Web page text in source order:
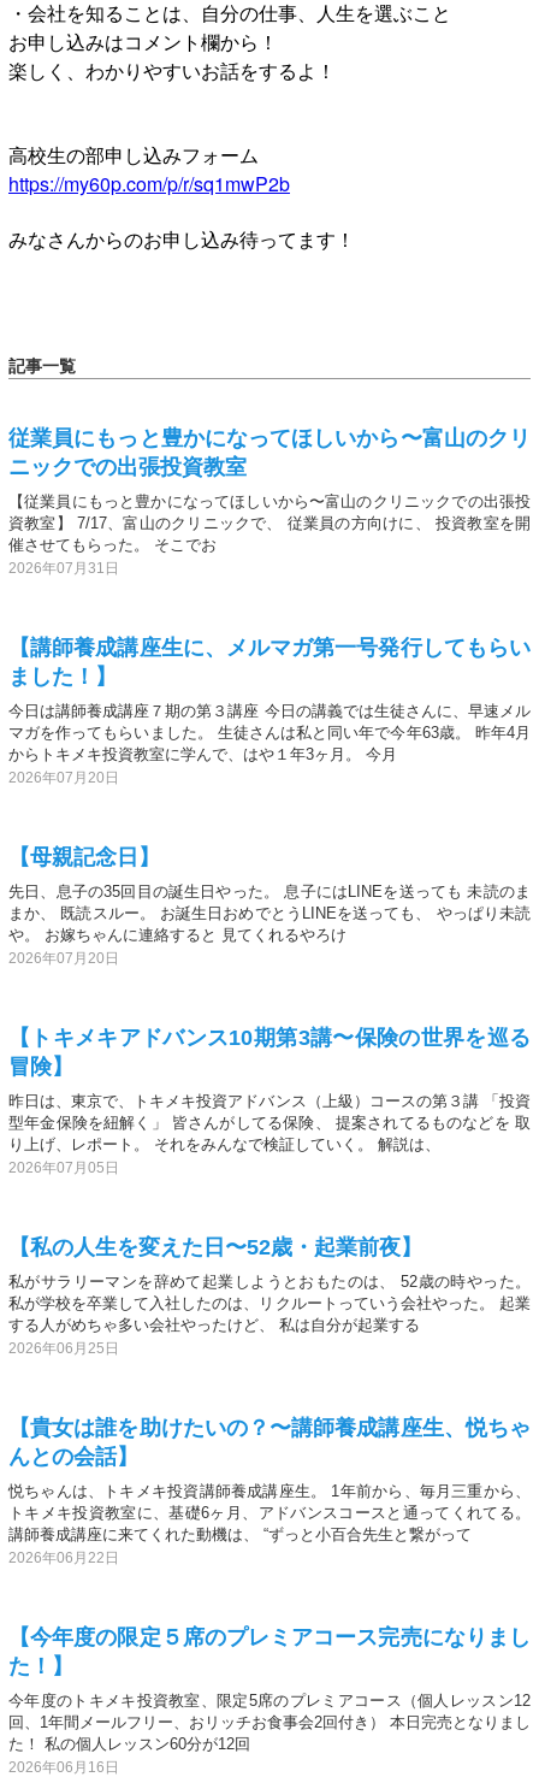
・会社を知ることは、自分の仕事、人生を選ぶこと
お申し込みはコメント欄から！
楽しく、わかりやすいお話をするよ！
高校生の部申し込みフォーム
https://my60p.com/p/r/sq1mwP2b
みなさんからのお申し込み待ってます！
記事一覧
従業員にもっと豊かになってほしいから〜富山のクリ
ニックでの出張投資教室
【従業員にもっと豊かになってほしいから〜富山のクリニックでの出張投
資教室】 7/17、富山のクリニックで、 従業員の方向けに、 投資教室を開
催させてもらった。 そこでお
2026年07月31日
【講師養成講座生に、メルマガ第一号発行してもらい
ました！】
今日は講師養成講座７期の第３講座 今日の講義では生徒さんに、早速メル
マガを作ってもらいました。 生徒さんは私と同い年で今年63歳。 昨年4月
からトキメキ投資教室に学んで、はや１年3ヶ月。 今月
2026年07月20日
【母親記念日】
先日、息子の35回目の誕生日やった。 息子にはLINEを送っても 未読のま
まか、 既読スルー。 お誕生日おめでとうLINEを送っても、 やっぱり未読
や。 お嫁ちゃんに連絡すると 見てくれるやろけ
2026年07月20日
【トキメキアドバンス10期第3講〜保険の世界を巡る
冒険】
昨日は、東京で、トキメキ投資アドバンス（上級）コースの第３講 「投資
型年金保険を紐解く」 皆さんがしてる保険、 提案されてるものなどを 取
り上げ、レポート。 それをみんなで検証していく。 解説は、
2026年07月05日
【私の人生を変えた日〜52歳・起業前夜】
私がサラリーマンを辞めて起業しようとおもたのは、 52歳の時やった。
私が学校を卒業して入社したのは、リクルートっていう会社やった。 起業
する人がめちゃ多い会社やったけど、 私は自分が起業する
2026年06月25日
【貴女は誰を助けたいの？〜講師養成講座生、悦ちゃ
んとの会話】
悦ちゃんは、トキメキ投資講師養成講座生。 1年前から、毎月三重から、
トキメキ投資教室に、基礎6ヶ月、アドバンスコースと通ってくれてる。
講師養成講座に来てくれた動機は、 “ずっと小百合先生と繋がって
2026年06月22日
【今年度の限定５席のプレミアコース完売になりまし
た！】
今年度のトキメキ投資教室、限定5席のプレミアコース（個人レッスン12
回、1年間メールフリー、おリッチお食事会2回付き） 本日完売となりまし
た！ 私の個人レッスン60分が12回
2026年06月16日